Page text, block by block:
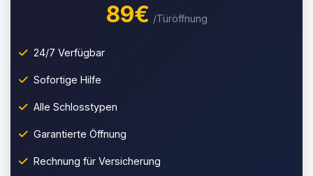
89€ /Türöffnung
24/7 Verfügbar
Sofortige Hilfe
Alle Schlosstypen
Garantierte Öffnung
Rechnung für Versicherung